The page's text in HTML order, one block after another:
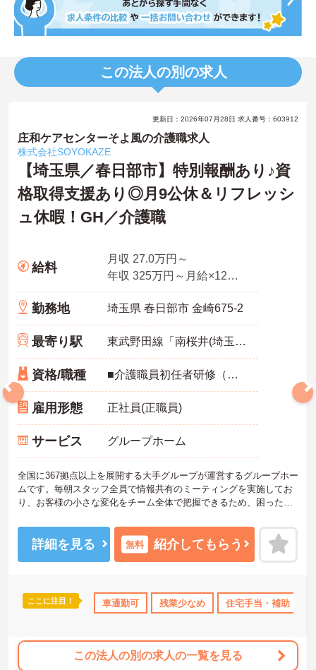
この法人の別の求人
格OK 社会保険完備 交通費支給
更新日：2026年07月28日 求人番号：603912
庄和ケアセンターそよ風の介護職求人
株式会社SOYOKAZE
【埼玉県／春日部市】特別報酬あり♪資
格取得支援あり◎月9公休＆リフレッシ
ュ休暇！GH／介護職
給料
月収 27.0万円～
年収 325万円～月給×12ヶ月
勤務地 埼玉県 春日部市 金崎675-2
最寄り駅 東武野田線「南桜井(埼玉)駅」徒歩15分
資格/職種 ■介護職員初任者研修（ヘルパー2級）以上 いずれか必須
雇用形態 正社員(正職員)
サービス グループホーム
全国に367拠点以上を展開する大手グループが運営するグループホー
ムです。毎朝スタッフ全員で情報共有のミーティングを実施してお
り、お客様の小さな変化をチーム全体で把握できるため、困った時
年2回に加え、日々の努力や売上への寄与を評価する特別報酬が支給
されるため、高いモチベーションを保ちながら勤務できる環境で
す。さらに、清潔感があれば髪色やネイルなどの規定がなく、ご自
い研修体制を通じて働きながらスキルアップを目指すことも可能で
す。年間17日のリフレッシュ休暇や定年後の再雇用制度など、長期
★おすすめPOINT★
【チーム全体で情報を共有し、一人で抱え込まずに働ける環境で
詳細を見る 無料 紹介してもらう
ここに注目！ 車通勤可 残業少なめ 住宅手当・補助
この法人の別の求人の一覧を見る